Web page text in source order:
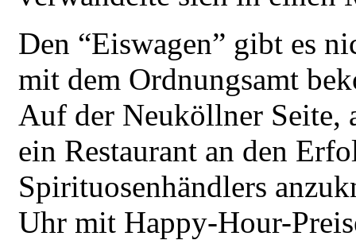
Den “Eiswagen” gibt es
mit dem Ordnungsamt
Auf der Neuköllner Seite,
ein Restaurant an den
Spirituosenhändlers
Uhr mit Happy-Hour-